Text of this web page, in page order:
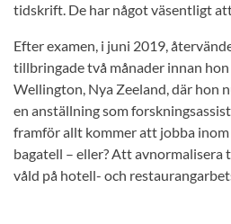
tidskrift. De har något väsentligt
Efter examen, i juni 2019,
tillbringade två månader innan
Wellington, Nya Zeeland, där hon
en anställning som
framför allt kommer att jobba
bagatell – eller? Att avnormalisera
våld på hotell- och